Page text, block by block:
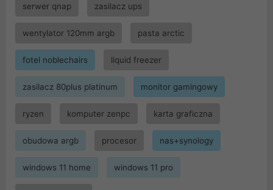
serwer qnap zasilacz ups
wentylator 120mm argb pasta arctic
fotel noblechairs liquid freezer
zasilacz 80plus platinum monitor gamingowy
ryzen komputer zenpc karta graficzna
obudowa argb procesor nas+synology
windows 11 home windows 11 pro